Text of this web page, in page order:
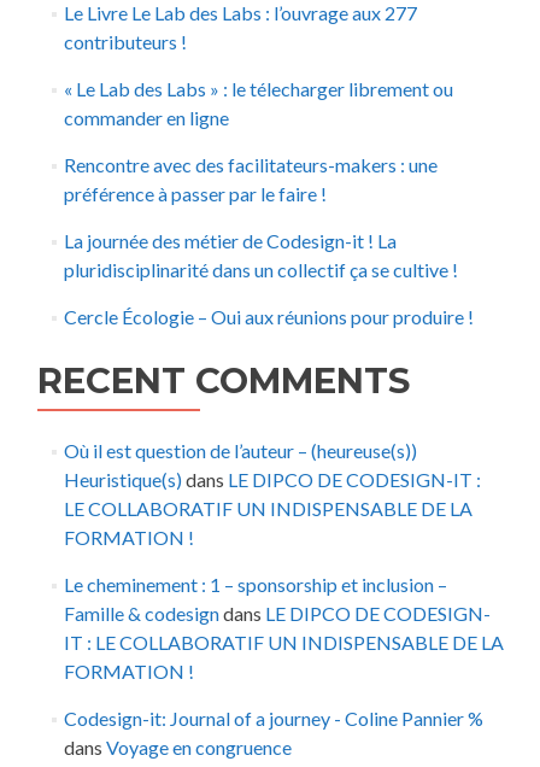
Le Livre Le Lab des Labs : l’ouvrage aux 277
contributeurs !
« Le Lab des Labs » : le télecharger librement ou
commander en ligne
Rencontre avec des facilitateurs-makers : une
préférence à passer par le faire !
La journée des métier de Codesign-it ! La
pluridisciplinarité dans un collectif ça se cultive !
Cercle Écologie – Oui aux réunions pour produire !
RECENT COMMENTS
Où il est question de l’auteur – (heureuse(s))
Heuristique(s)dans LE DIPCO DE CODESIGN-IT :
LE COLLABORATIF UN INDISPENSABLE DE LA
FORMATION !
Le cheminement : 1 – sponsorship et inclusion –
Famille & codesigndans LE DIPCO DE CODESIGN-
IT : LE COLLABORATIF UN INDISPENSABLE DE LA
FORMATION !
Codesign-it: Journal of a journey - Coline Pannier %
dans Voyage en congruence